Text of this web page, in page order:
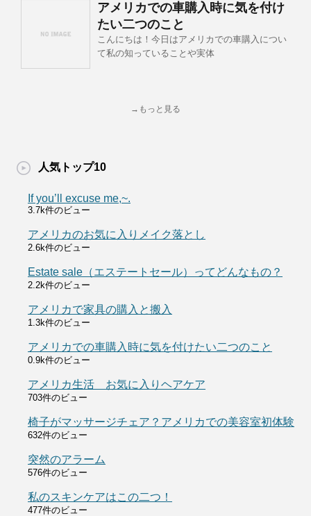
アメリカでの車購入時に気を付け
たい二つのこと
こんにちは！今日はアメリカでの車購入につい
て私の知っていることや実体
→もっと見る
人気トップ10
If you’ll excuse me,~.
3.7k件のビュー
アメリカのお気に入りメイク落とし
2.6k件のビュー
Estate sale（エステートセール）ってどんなもの？
2.2k件のビュー
アメリカで家具の購入と搬入
1.3k件のビュー
アメリカでの車購入時に気を付けたい二つのこと
0.9k件のビュー
アメリカ生活 お気に入りヘアケア
703件のビュー
椅子がマッサージチェア？アメリカでの美容室初体験
632件のビュー
突然のアラーム
576件のビュー
私のスキンケアはこの二つ！
477件のビュー